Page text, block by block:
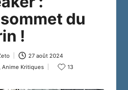
du
!
27 août 2024
Anime Kritiques 13